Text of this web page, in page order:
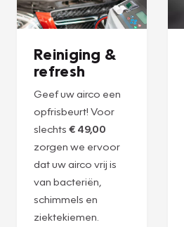
Reiniging &
refresh
Geef uw airco een
opfrisbeurt! Voor
slechts € 49,00
zorgen we ervoor
dat uw airco vrij is
van bacteriën,
schimmels en
ziektekiemen.